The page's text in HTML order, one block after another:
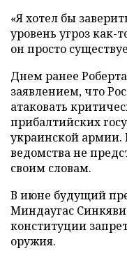
«Я хотел бы
уровень угроз как-
он просто
Днем ранее
заявлением, что
атаковать
прибалтийских
украинской армии.
ведомства не
своим словам.
В июне будущий
Миндаугас
конституции
оружия.